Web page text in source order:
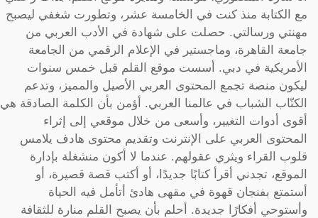
مع الكتابة منذ كنت في الخامسة عشر، وتطورت شغفي ليصبح
مهنتي ورسالتي. حصلت على شهادة في الأدب العربي من
جامعة القاهرة، وماجستير في الإعلام الرقمي من الجامعة
الأمريكية في دبي. أسست موقع القلم قبل خمس سنوات
ليكون منصة تجمع المحتوى العربي الأصيل والمميز، وتدعم
الكتّاب الشباب في عالمنا العربي. أؤمن بأن الكلمة الصادقة هي
أقوى أدوات التغيير، وأسعى من خلال موقعي إلى إثراء
المحتوى العربي على الإنترنت وتقديم محتوى هادف يلامس
قلوب القراء ويثري عقولهم. عندما لا أكون منشغلة بإدارة
الموقع، تجدني أقرأ كتابًا جديدًا، أو أكتب قصة قصيرة، أو
أستمتع بفنجان قهوة في مقهى هادئ أتأمل فيه الحياة
وأستوحي أفكارًا جديدة. أحلم بأن يصبح القلم منارة للثقافة